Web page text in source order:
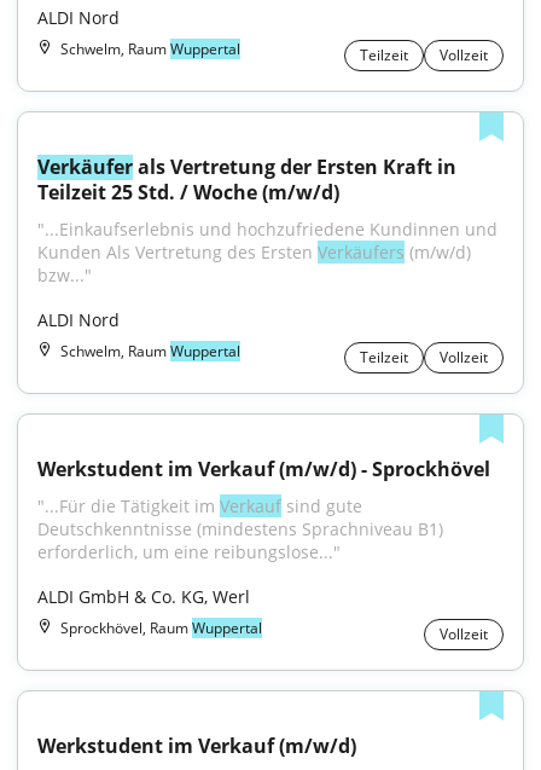
ALDI Nord
Schwelm, RaumWuppertal Teilzeit Vollzeit
Verkäufer als Vertretung der Ersten Kraft in
Teilzeit 25 Std. / Woche (m/w/d)
"...Einkaufserlebnis und hochzufriedene Kundinnen und
Kunden Als Vertretung des Ersten Verkäufers (m/w/d)
bzw..."
ALDI Nord
Schwelm, RaumWuppertal Teilzeit Vollzeit
Werkstudent im Verkauf (m/w/d) - Sprockhövel
"...Für die Tätigkeit im Verkauf sind gute
Deutschkenntnisse (mindestens Sprachniveau B1)
erforderlich, um eine reibungslose..."
ALDI GmbH & Co. KG, Werl
Sprockhövel, RaumWuppertal Vollzeit
Werkstudent im Verkauf (m/w/d)